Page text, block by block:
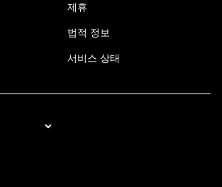
제휴
법적 정보
서비스 상태